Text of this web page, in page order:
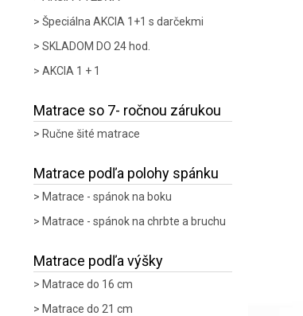
Špeciálna AKCIA 1+1 s darčekmi
SKLADOM DO 24 hod.
AKCIA 1 + 1
Matrace so 7- ročnou zárukou
Ručne šité matrace
Matrace podľa polohy spánku
Matrace - spánok na boku
Matrace - spánok na chrbte a bruchu
Matrace podľa výšky
Matrace do 16 cm
Matrace do 21 cm